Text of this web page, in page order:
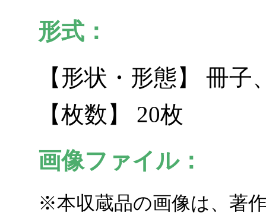
形式：
【形状・形態】 冊子
【枚数】 20枚
画像ファイル：
※本収蔵品の画像は、著